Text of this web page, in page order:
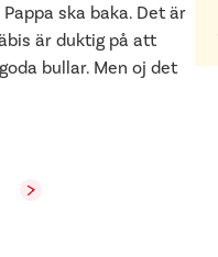
ska baka. Det är
är duktig på att
bullar. Men oj det